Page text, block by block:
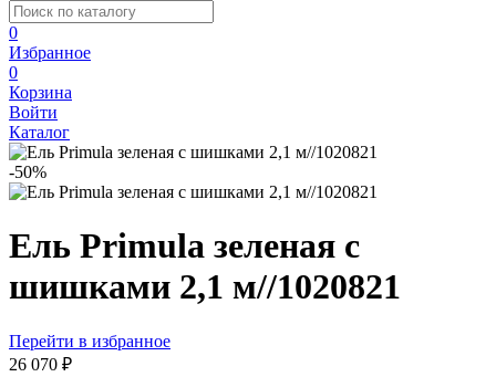
0
Избранное
0
Корзина
Войти
Каталог
-50%
Ель Primula зеленая с
шишками 2,1 м//1020821
Перейти в избранное
26 070 ₽